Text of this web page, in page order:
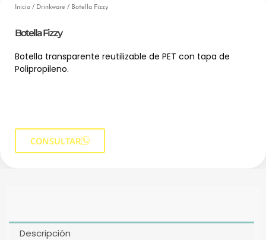
Inicio / Drinkware / Botella Fizzy
Botella Fizzy
Botella transparente reutilizable de PET con tapa de
Polipropileno.
CONSULTAR
Descripción